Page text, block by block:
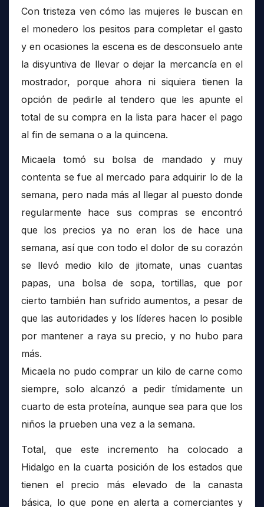
Con tristeza ven cómo las mujeres le buscan en
el monedero los pesitos para completar el gasto
y en ocasiones la escena es de desconsuelo ante
la disyuntiva de llevar o dejar la mercancía en el
mostrador, porque ahora ni siquiera tienen la
opción de pedirle al tendero que les apunte el
total de su compra en la lista para hacer el pago
al fin de semana o a la quincena.
Micaela tomó su bolsa de mandado y muy
contenta se fue al mercado para adquirir lo de la
semana, pero nada más al llegar al puesto donde
regularmente hace sus compras se encontró
que los precios ya no eran los de hace una
semana, así que con todo el dolor de su corazón
se llevó medio kilo de jitomate, unas cuantas
papas, una bolsa de sopa, tortillas, que por
cierto también han sufrido aumentos, a pesar de
que las autoridades y los líderes hacen lo posible
por mantener a raya su precio, y no hubo para
más.
Micaela no pudo comprar un kilo de carne como
siempre, solo alcanzó a pedir tímidamente un
cuarto de esta proteína, aunque sea para que los
niños la prueben una vez a la semana.
Total, que este incremento ha colocado a
Hidalgo en la cuarta posición de los estados que
tienen el precio más elevado de la canasta
básica, lo que pone en alerta a comerciantes y